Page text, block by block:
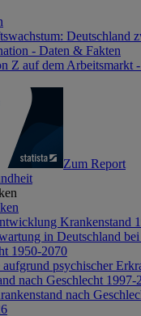
Deutschland
- Daten & Fakten
Z auf dem Arbeitsmarkt
Zum Report
Krankenstand
in Deutschland
1950-2070
psychischer
nach Geschlecht 1997-
nach